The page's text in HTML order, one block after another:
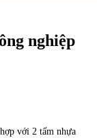
nghiệp
với 2 tấm nhựa